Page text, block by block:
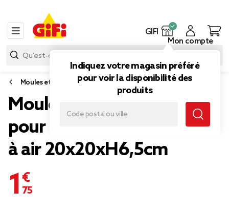
GIFI
Indiquez votre magasin préféré
pour voir la disponibilité des
produits
Mon compte
Moules et emporte-pièces
Moule en silicone noir
pour friteuse sans huile et
à air 20x20xH6,5cm
1,75 €